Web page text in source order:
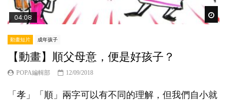
04:08
動畫短片 成年孩子
【動畫】順父母意，便是好孩子？
POPA編輯部 12/09/2018
「孝」「順」兩字可以有不同的理解，但我們自小就